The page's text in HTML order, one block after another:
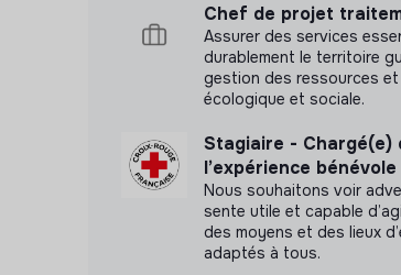
Chef de projet
Assurer des services
durablement le territoire
gestion des ressources
écologique et sociale.
Stagiaire - Chargé(e)
l’expérience
Nous souhaitons voir
sente utile et capable
des moyens et des lieux
adaptés à tous.